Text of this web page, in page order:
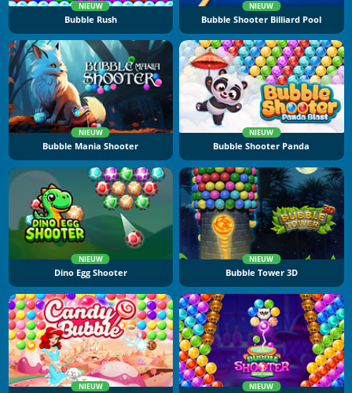
NIEUW
Bubble Rush
NIEUW
Bubble Shooter Billiard Pool
NIEUW
Bubble Mania Shooter
NIEUW
Bubble Shooter Panda
NIEUW
Dino Egg Shooter
NIEUW
Bubble Tower 3D
NIEUW NIEUW